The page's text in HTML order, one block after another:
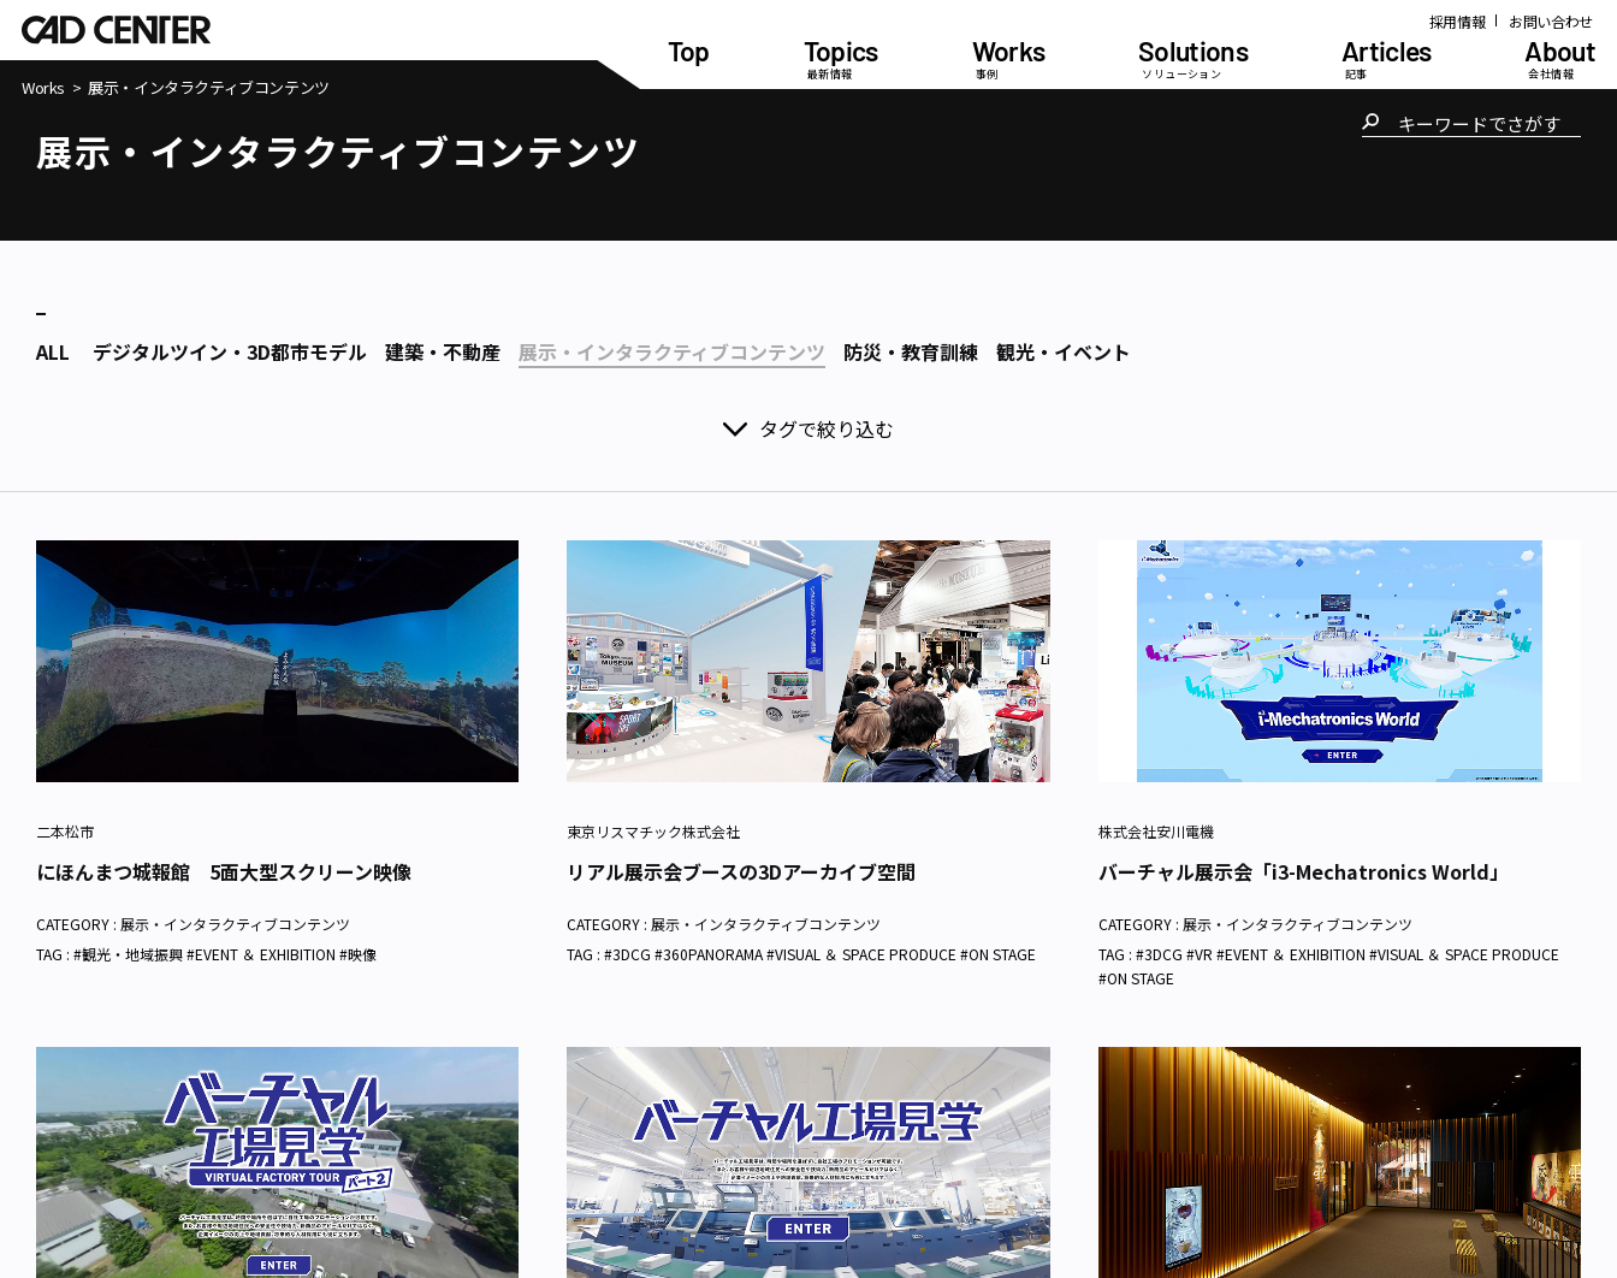
採用情報 お問い合わせ
Top Topics
最新情報
Works
事例
Solutions
ソリューション
Articles
記事
About
会社情報
Works 展示・インタラクティブコンテンツ
展示・インタラクティブコンテンツ
ALL デジタルツイン・3D都市モデル 建築・不動産 展示・インタラクティブコンテンツ 防災・教育訓練 観光・イベント
タグで絞り込む
二本松市
にほんまつ城報館 5面大型スクリーン映像
CATEGORY : 展示・インタラクティブコンテンツ
TAG : #観光・地域振興 #EVENT ＆ EXHIBITION #映像
東京リスマチック株式会社
リアル展示会ブースの3Dアーカイブ空間
CATEGORY : 展示・インタラクティブコンテンツ
TAG : #3DCG #360PANORAMA #VISUAL ＆ SPACE PRODUCE #ON STAGE
株式会社安川電機
バーチャル展示会「i3-Mechatronics World」
CATEGORY : 展示・インタラクティブコンテンツ
TAG : #3DCG #VR #EVENT ＆ EXHIBITION #VISUAL ＆ SPACE PRODUCE
#ON STAGE